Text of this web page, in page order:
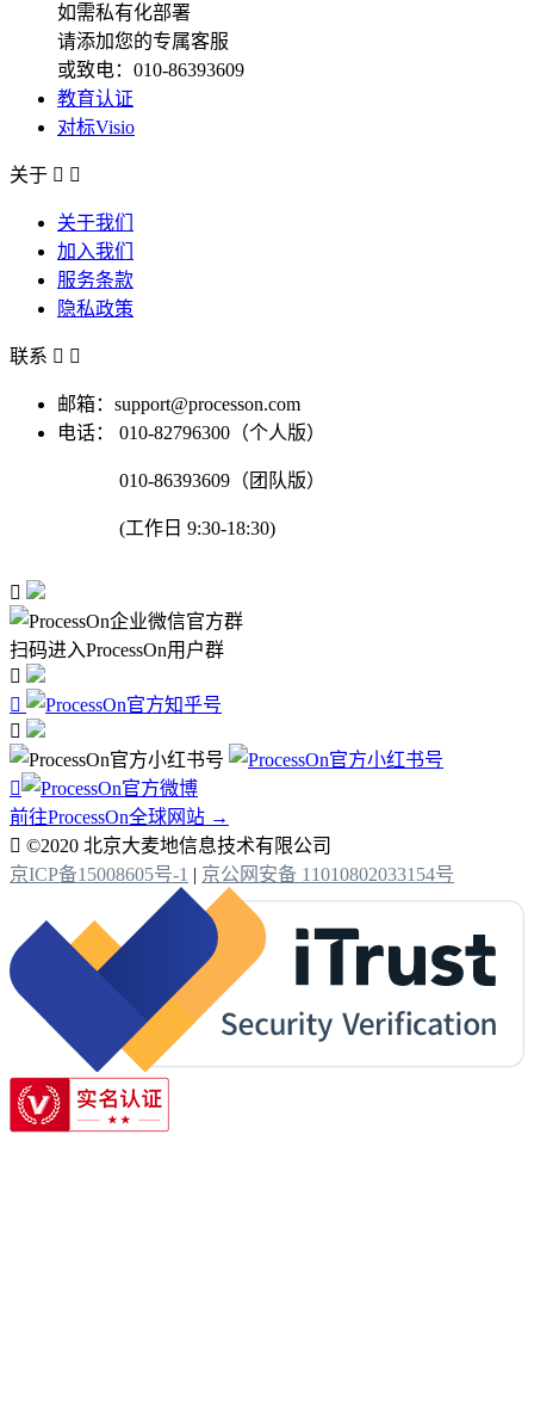
如需私有化部署
请添加您的专属客服
或致电：010-86393609
教育认证
对标Visio
关于  
关于我们
加入我们
服务条款
隐私政策
联系  
邮箱：support@processon.com
电话：
010-82796300（个人版）
010-86393609（团队版）
(工作日 9:30-18:30)

扫码进入ProcessOn用户群




前往ProcessOn全球网站 →
 ©2020 北京大麦地信息技术有限公司
京ICP备15008605号-1 | 京公网安备 11010802033154号